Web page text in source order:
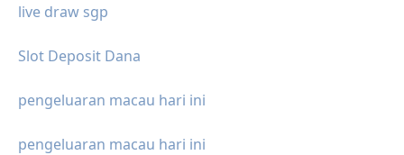
live draw sgp
Slot Deposit Dana
pengeluaran macau hari ini
pengeluaran macau hari ini